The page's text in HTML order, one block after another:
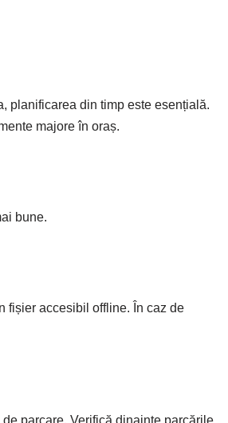
planificarea din timp este esențială.
majore în oraș.
bune.
fișier accesibil offline. În caz de
parcare. Verifică dinainte parcările